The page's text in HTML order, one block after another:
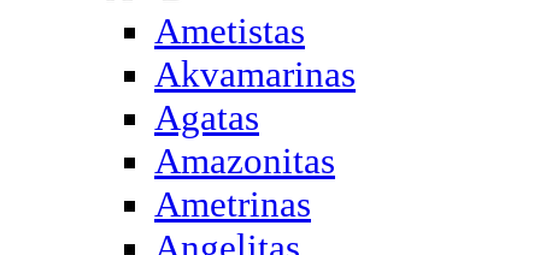
Ametistas
Akvamarinas
Agatas
Amazonitas
Ametrinas